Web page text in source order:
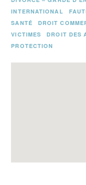
INTERNATIONAL
SANTÉ
DROIT
VICTIMES
DROIT DES
PROTECTION